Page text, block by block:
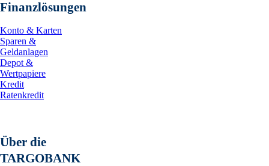
Finanzlösungen
Konto & Karten
Sparen &
Geldanlagen
Depot &
Wertpapiere
Kredit
Ratenkredit
Über die
TARGOBANK